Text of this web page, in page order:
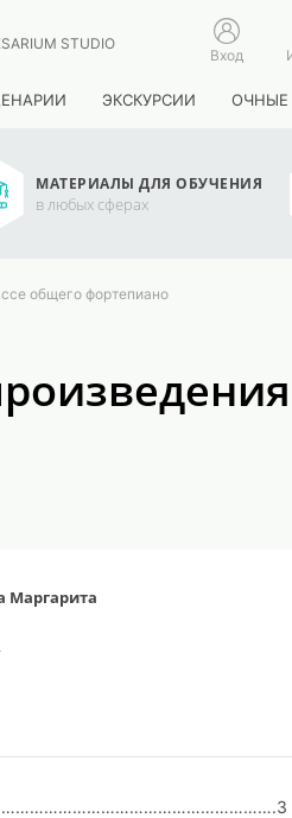
STUDIO
Вход
ЭКСКУРСИИ ОЧНЫЕ
МАТЕРИАЛЫ ДЛЯ ОБУЧЕНИЯ
в любых сферах
общего фортепиано
Маргарита